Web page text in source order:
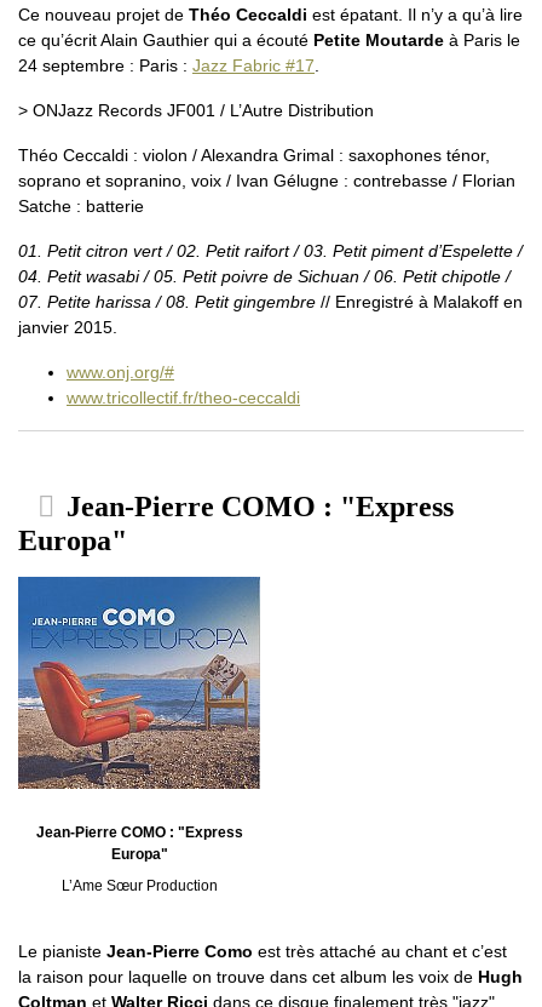
Ce nouveau projet de Théo Ceccaldi est épatant. Il n’y a qu’à lire
ce qu’écrit Alain Gauthier qui a écouté Petite Moutarde à Paris le
24 septembre : Paris : Jazz Fabric #17
> ONJazz Records JF001 / L’Autre Distribution
Théo Ceccaldi : violon / Alexandra Grimal : saxophones ténor,
soprano et sopranino, voix / Ivan Gélugne : contrebasse / Florian
Satche : batterie
01. Petit citron vert / 02. Petit raifort / 03. Petit piment d’Espelette /
04. Petit wasabi / 05. Petit poivre de Sichuan / 06. Petit chipotle /
07. Petite harissa / 08. Petit gingembre // Enregistré à Malakoff en
janvier 2015.
www.onj.org/#
www.tricollectif.fr/theo-ceccaldi
Jean-Pierre COMO : "Express
Europa"
Jean-Pierre COMO : "Express
Europa"
L’Ame Sœur Production
Le pianiste Jean-Pierre Como est très attaché au chant et c’est
la raison pour laquelle on trouve dans cet album les voix de Hugh
Coltman et Walter Ricci dans ce disque finalement très "jazz"